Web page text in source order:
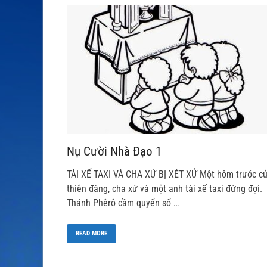
Nụ Cười Nhà Đạo 1
TÀI XẾ TAXI VÀ CHA XỨ BỊ XÉT XỬ Một hôm trước
thiên đàng, cha xứ và một anh tài xế taxi đứng đợi.
Thánh Phêrô cầm quyển sổ …
READ MORE